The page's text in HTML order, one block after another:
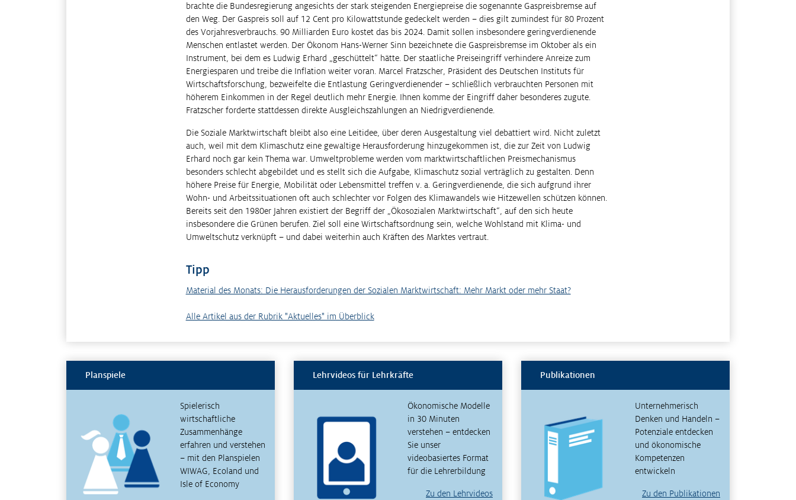
brachte die Bundesregierung angesichts der stark steigenden Energiepreise die sogenannte Gaspreisbremse auf
den Weg. Der Gaspreis soll auf 12 Cent pro Kilowattstunde gedeckelt werden – dies gilt zumindest für 80 Prozent
des Vorjahresverbrauchs. 90 Milliarden Euro kostet das bis 2024. Damit sollen insbesondere geringverdienende
Menschen entlastet werden. Der Ökonom Hans-Werner Sinn bezeichnete die Gaspreisbremse im Oktober als ein
Instrument, bei dem es Ludwig Erhard „geschüttelt“ hätte. Der staatliche Preiseingriff verhindere Anreize zum
Energiesparen und treibe die Inflation weiter voran. Marcel Fratzscher, Präsident des Deutschen Instituts für
Wirtschaftsforschung, bezweifelte die Entlastung Geringverdienender – schließlich verbrauchten Personen mit
höherem Einkommen in der Regel deutlich mehr Energie. Ihnen komme der Eingriff daher besonderes zugute.
Fratzscher forderte stattdessen direkte Ausgleichszahlungen an Niedrigverdienende.
Die Soziale Marktwirtschaft bleibt also eine Leitidee, über deren Ausgestaltung viel debattiert wird. Nicht zuletzt
auch, weil mit dem Klimaschutz eine gewaltige Herausforderung hinzugekommen ist, die zur Zeit von Ludwig
Erhard noch gar kein Thema war. Umweltprobleme werden vom marktwirtschaftlichen Preismechanismus
besonders schlecht abgebildet und es stellt sich die Aufgabe, Klimaschutz sozial verträglich zu gestalten. Denn
höhere Preise für Energie, Mobilität oder Lebensmittel treffen v. a. Geringverdienende, die sich aufgrund ihrer
Wohn- und Arbeitssituationen oft auch schlechter vor Folgen des Klimawandels wie Hitzewellen schützen können.
Bereits seit den 1980er Jahren existiert der Begriff der „Ökosozialen Marktwirtschaft“, auf den sich heute
insbesondere die Grünen berufen. Ziel soll eine Wirtschaftsordnung sein, welche Wohlstand mit Klima- und
Umweltschutz verknüpft – und dabei weiterhin auch Kräften des Marktes vertraut.
Tipp
Material des Monats: Die Herausforderungen der Sozialen Marktwirtschaft: Mehr Markt oder mehr Staat?
Alle Artikel aus der Rubrik "Aktuelles" im Überblick
Planspiele
Spielerisch
wirtschaftliche
Zusammenhänge
erfahren und verstehen
– mit den Planspielen
WIWAG, Ecoland und
Isle of Economy
Lehrvideos für Lehrkräfte
Ökonomische Modelle
in 30 Minuten
verstehen – entdecken
Sie unser
videobasiertes Format
für die Lehrerbildung
Zu den Lehrvideos
Publikationen
Unternehmerisch
Denken und Handeln –
Potenziale entdecken
und ökonomische
Kompetenzen
entwickeln
Zu den Publikationen